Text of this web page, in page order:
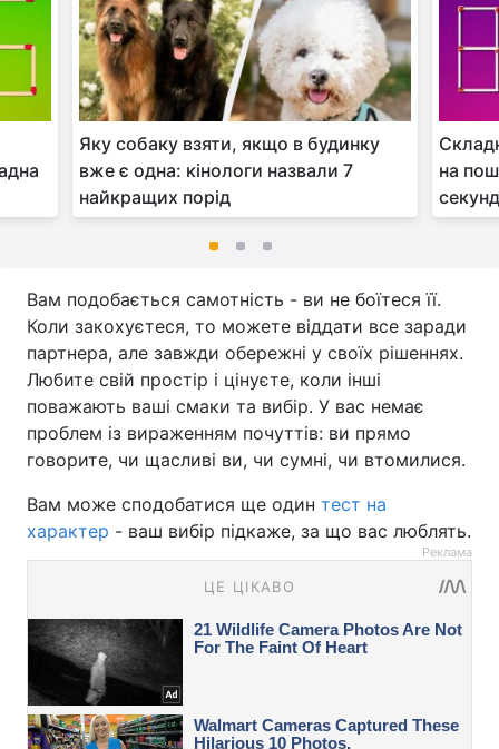
Яку собаку взяти, якщо в будинку
вже є одна: кінологи назвали 7
найкращих порід
на
Вам подобається самотність - ви не боїтеся її.
Коли закохуєтеся, то можете віддати все заради
партнера, але завжди обережні у своїх рішеннях.
Любите свій простір і цінуєте, коли інші
поважають ваші смаки та вибір. У вас немає
проблем із вираженням почуттів: ви прямо
говорите, чи щасливі ви, чи сумні, чи втомилися.
Вам може сподобатися ще один тест на
характер - ваш вибір підкаже, за що вас люблять.
Реклама